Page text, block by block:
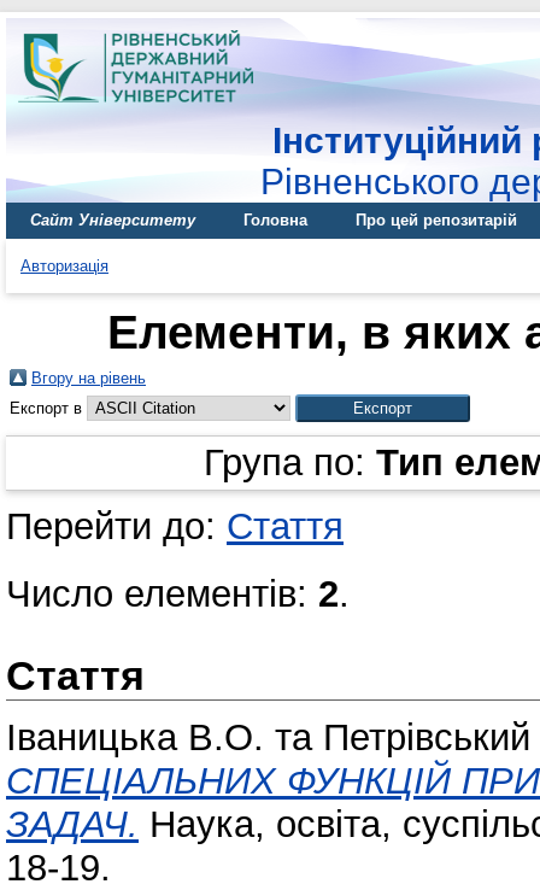
Інституційний
Рівненського
Сайт Університету Головна Про цей репозитарій
Авторизація
Елементи, в яких
Вгору на рівень
Експорт в
Група по: Тип
Перейти до: Стаття
Число елементів: 2.
Стаття
Іваницька В.О. та
СПЕЦІАЛЬНИХ ФУНКЦІЙ
ЗАДАЧ. Наука, освіта,
18-19.